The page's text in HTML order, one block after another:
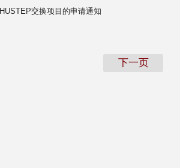
交换项目的申请通知
下一页